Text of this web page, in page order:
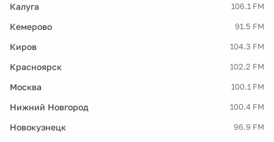
Калуга 106.1 FM
Кемерово 91.5 FM
Киров 104.3 FM
Красноярск 102.2 FM
Москва 100.1 FM
Нижний Новгород 100.4 FM
Новокузнецк 96.9 FM